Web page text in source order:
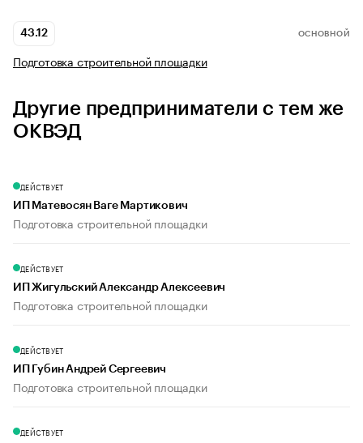
43.12 ОСНОВНОЙ
Подготовка строительной площадки
Другие предприниматели с тем же
ОКВЭД
ДЕЙСТВУЕТ
ИП Матевосян Ваге Мартикович
Подготовка строительной площадки
ДЕЙСТВУЕТ
ИП Жигульский Александр Алексеевич
Подготовка строительной площадки
ДЕЙСТВУЕТ
ИП Губин Андрей Сергеевич
Подготовка строительной площадки
ДЕЙСТВУЕТ